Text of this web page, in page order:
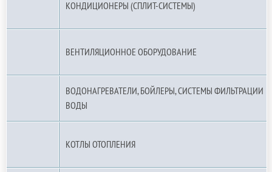
КОНДИЦИОНЕРЫ (СПЛИТ-СИСТЕМЫ)
ВЕНТИЛЯЦИОННОЕ ОБОРУДОВАНИЕ
ВОДОНАГРЕВАТЕЛИ, БОЙЛЕРЫ, СИСТЕМЫ ФИЛЬТРАЦИИ
ВОДЫ
КОТЛЫ ОТОПЛЕНИЯ